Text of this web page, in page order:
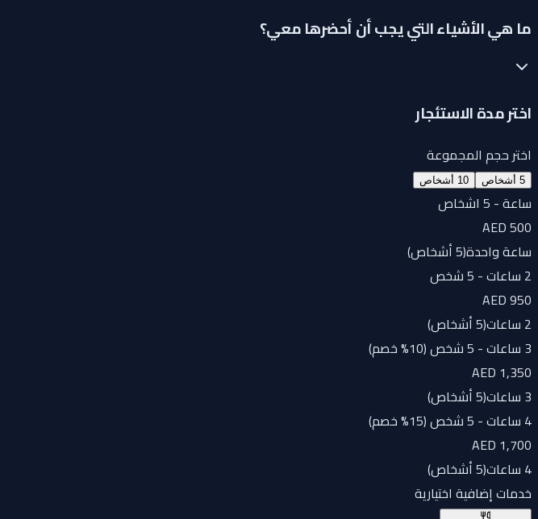
ما هي الأشياء التي يجب أن أحضرها معي؟
اختر مدة الاستئجار
اختر حجم المجموعة
5 أشخاص 10 أشخاص
ساعة - 5 اشخاص
AED 500
ساعة واحدة(5 أشخاص
)
2 ساعات - 5 شخص
AED 950
2 ساعات
(5 أشخاص
)
3 ساعات - 5 شخص (10% خصم)
AED 1,350
3 ساعات
(5 أشخاص
)
4 ساعات - 5 شخص (15% خصم)
AED 1,700
4 ساعات
(5 أشخاص
)
خدمات إضافية اختيارية